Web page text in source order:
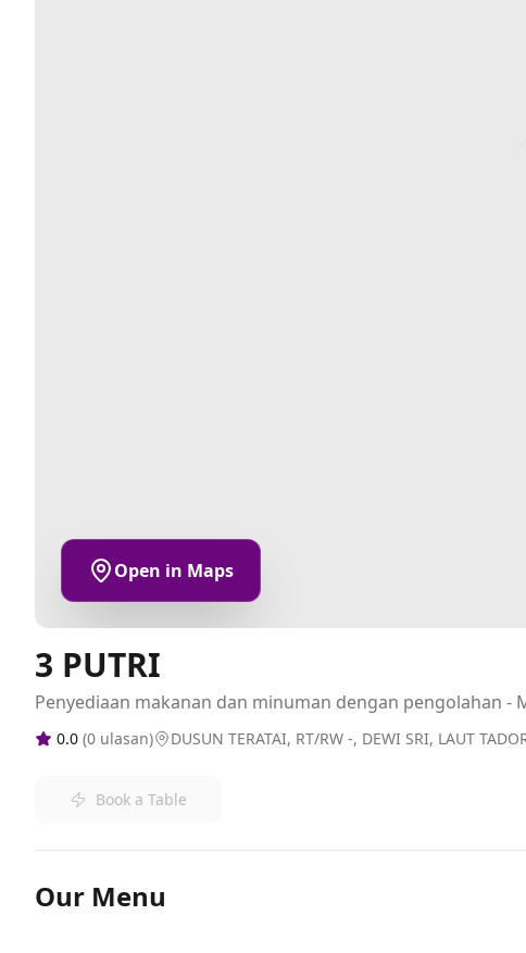
Open in Maps
3 PUTRI
Penyediaan makanan dan minuman dengan pengolahan -
0.0 (0 ulasan) DUSUN TERATAI, RT/RW -, DEWI SRI, LAUT
Book a Table
Our Menu